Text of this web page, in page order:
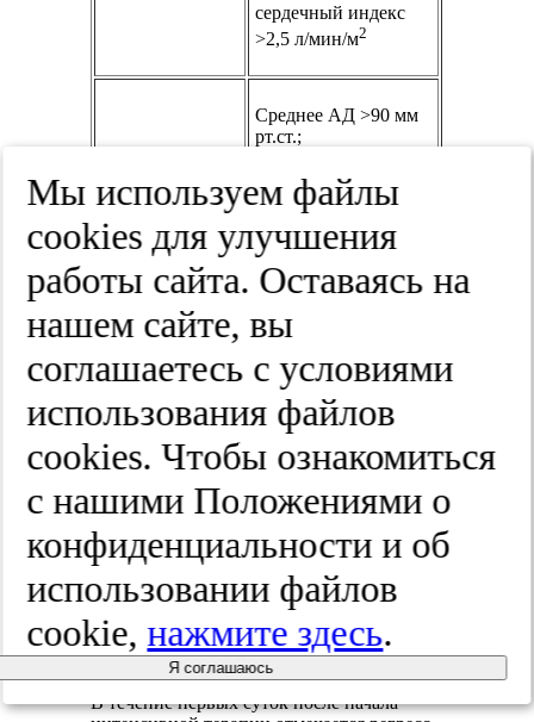
сердечный индекс
>2,5 л/мин/м2
Мониторинг
давления
Среднее АД >90 мм
рт.ст.;
систолическое
мозговое
перфузионное
давление >80 мм
рт.ст. (САД-ВЧД);
наполнение правых
Текущий статус
пациента
Постоянный
контроль;
КТ головы или
появлении
параплегии
Примечание.ВЧД — внутричерепное
давление.
В течение первых суток после начала
Мы используем файлы
cооkies для улучшения
работы сайта. Оставаясь на
нашем сайте, вы
соглашаетесь с условиями
использования файлов
cооkies. Чтобы ознакомиться
с нашими Положениями о
конфиденциальности и об
использовании файлов
cookie,нажмите здесь.
Я соглашаюсь